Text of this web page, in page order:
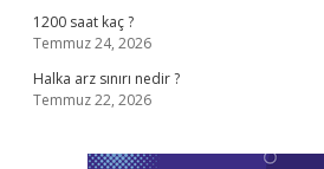
1200 saat kaç ?
Temmuz 24, 2026
Halka arz sınırı nedir ?
Temmuz 22, 2026